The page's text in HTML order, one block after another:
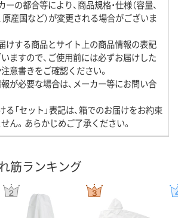
の都合等により、商品規格・仕様（容量、
原産国など）が変更される場合がございま
けする商品とサイト上の商品情報の表記
ますので、ご使用前には必ずお届けした
意書きをご確認ください。
が必要な場合は、メーカー等にお問い合
る「セット」表記は、箱でのお届けをお約束
ん。あらかじめご了承ください。
筋ランキング